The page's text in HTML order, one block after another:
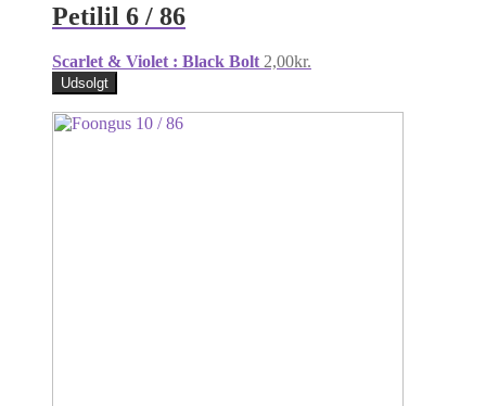
Petilil 6 / 86
Scarlet & Violet : Black Bolt 2,00kr.
Udsolgt